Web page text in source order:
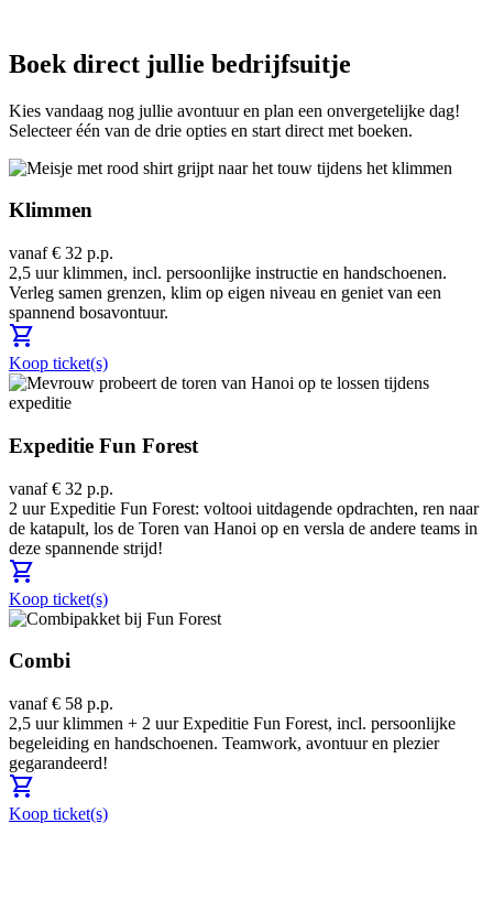
Boek direct jullie bedrijfsuitje
Kies vandaag nog jullie avontuur en plan een onvergetelijke dag!
Selecteer één van de drie opties en start direct met boeken.
Klimmen
vanaf € 32 p.p.
2,5 uur klimmen, incl. persoonlijke instructie en handschoenen.
Verleg samen grenzen, klim op eigen niveau en geniet van een
spannend bosavontuur.
shopping_cart
Koop ticket(s)
Expeditie Fun Forest
vanaf € 32 p.p.
2 uur Expeditie Fun Forest: voltooi uitdagende opdrachten, ren naar
de katapult, los de Toren van Hanoi op en versla de andere teams in
deze spannende strijd!
shopping_cart
Koop ticket(s)
Combi
vanaf € 58 p.p.
2,5 uur klimmen + 2 uur Expeditie Fun Forest, incl. persoonlijke
begeleiding en handschoenen. Teamwork, avontuur en plezier
gegarandeerd!
shopping_cart
Koop ticket(s)